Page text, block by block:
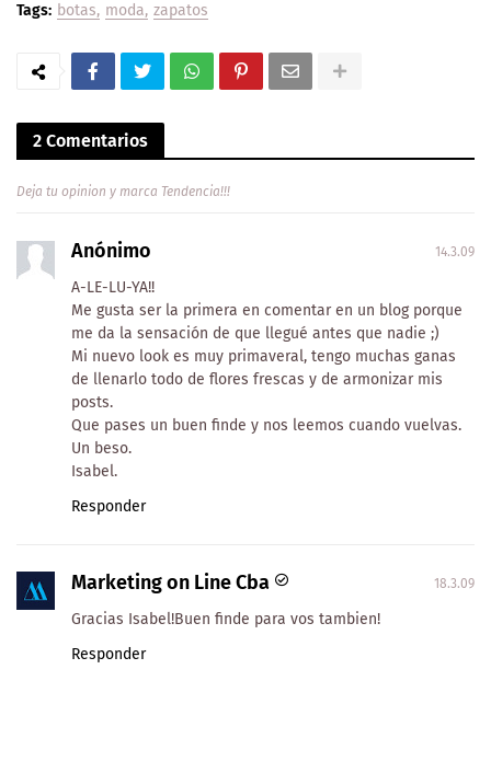
Tags: botas moda zapatos
2 Comentarios
Deja tu opinion y marca Tendencia!!!
Anónimo 14.3.09
A-LE-LU-YA!!
Me gusta ser la primera en comentar en un blog porque
me da la sensación de que llegué antes que nadie ;)
Mi nuevo look es muy primaveral, tengo muchas ganas
de llenarlo todo de flores frescas y de armonizar mis
posts.
Que pases un buen finde y nos leemos cuando vuelvas.
Un beso.
Isabel.
Responder
Marketing on Line Cba 18.3.09
Gracias Isabel!Buen finde para vos tambien!
Responder